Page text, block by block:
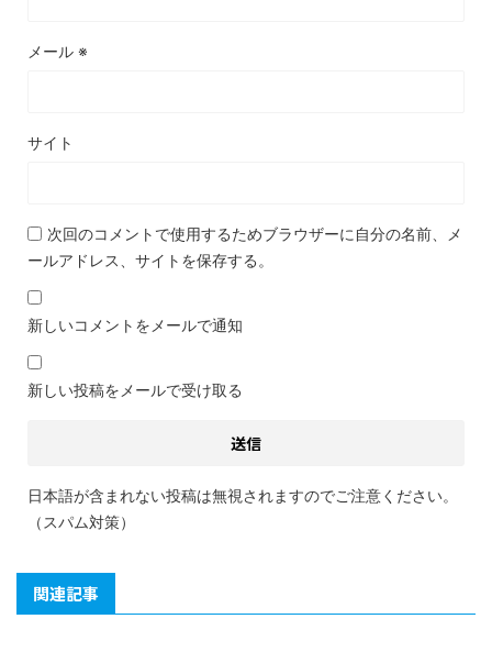
メール ※
サイト
次回のコメントで使用するためブラウザーに自分の名前、メ
ールアドレス、サイトを保存する。
新しいコメントをメールで通知
新しい投稿をメールで受け取る
日本語が含まれない投稿は無視されますのでご注意ください。
（スパム対策）
関連記事